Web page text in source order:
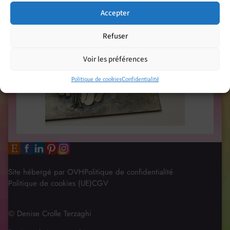
Accepter
Refuser
Voir les préférences
Politique de cookiesConfidentialité
Site hébergé par OVHPolitique de confidentialité
Politique de cookies (UE)CGV
© Denise Crolle Terzaghi